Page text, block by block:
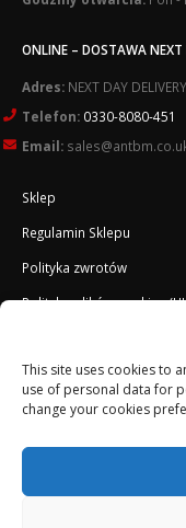
This site uses cookies to
use of personal data for
change your cookies
ONLINE – DOSTAWA NEXT
Adres: NEXT DAY DELIVERY
Telefon: 0330-8080-451
Email:
Sklep
Regulamin Sklepu
Polityka zwrotów
Polityka plików cookies
Docieplenie EWI ETICS